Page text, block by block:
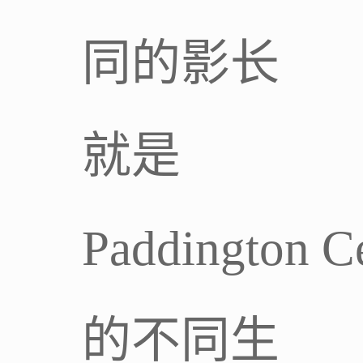
同的影长
就是
Paddington
的不同生